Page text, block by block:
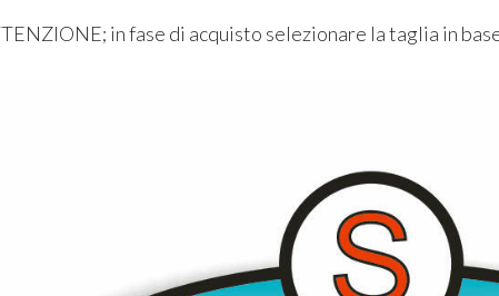
in fase di acquisto selezionare la taglia in